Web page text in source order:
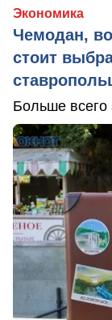
Экономика
Чемодан,
стоит
Больше всего